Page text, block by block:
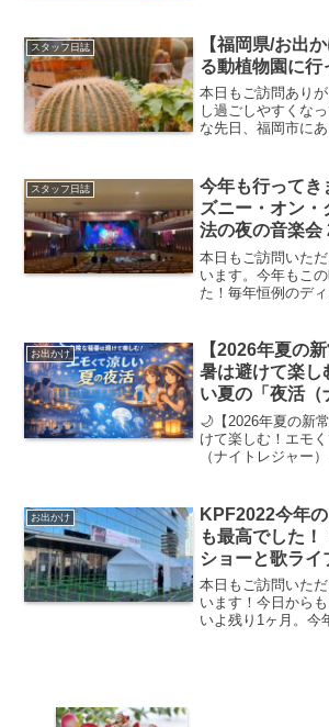
かイベントしてない
スタッフ日誌
【福岡県/お出
る動植物園に行
本日もご訪問あり
し過ごしやすくな
な先日、福岡市に
アクセス10時半に
渋滞していていあ
スタッフ日誌
今年も行ってき
ズニー・オン
本日もご訪問いた
います。今年もこ
た！毎年恒例のデ
で小倉まで行って
は車で出発！福岡
お出かけ
【2026年夏の
暑は避けて楽し
い夏の「夜活（
ー）」おすす
🌙【2026年夏の新
けて楽しむ！エモ
（ナイトレジャー
ていませんか？💦7
いよ夏本番！せっ...
お出かけ
KPF2022今年
も最高でした！
ショーと歌ライ
た！！！
本日もご訪問いた
います！今日から
いよ残り1ヶ月。今